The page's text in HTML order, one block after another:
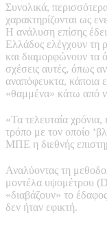
Συνολικά,
χαρακτηρίζονται ως
Η ανάλυση επίσης
Ελλάδος ελέγχουν τη
και διαμορφώνουν τα
σχέσεις αυτές, όπως
αναπόφευκτα, κάποια
«θαμμένα» κάτω από
«Τα τελευταία χρόνια,
τρόπο με τον οποίο
ΜΠΕ η διεθνής
Αναλύοντας τη
μοντέλα υψομέτρου
«διαβάζουν» το
δεν ήταν εφικτή.